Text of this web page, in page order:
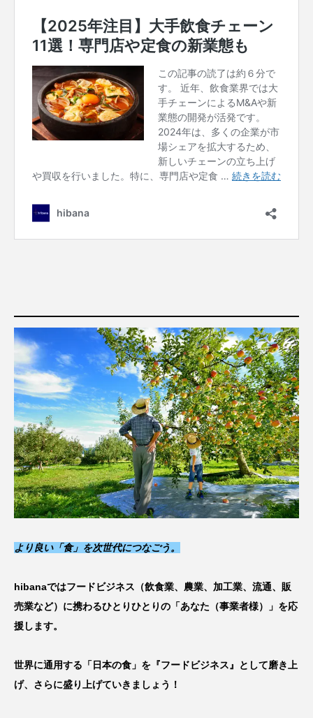
より良い「食」を次世代につなごう 。
hibanaではフードビジネス（飲食業、農業、加工業、流通、販
売業など）に携わるひとりひとりの「あなた（事業者様）」を応
援します。
世界に通用する「日本の食」を『フードビジネス』として磨き上
げ、さらに盛り上げていきましょう！